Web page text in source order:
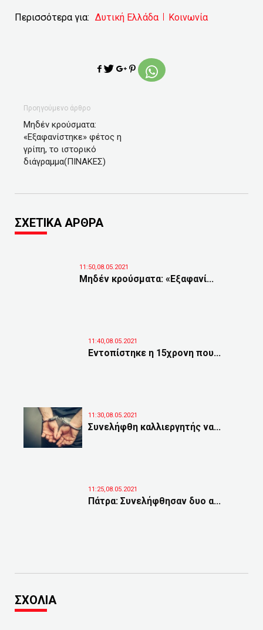
Περισσότερα για: Δυτική Ελλάδα Κοινωνία
Προηγούμενο άρθρο
Μηδέν κρούσματα:
«Εξαφανίστηκε» φέτος η
γρίπη, το ιστορικό
διάγραμμα(ΠΙΝΑΚΕΣ)
ΣΧΕΤΙΚΑ ΑΡΘΡΑ
11:50,08.05.2021
Μηδέν κρούσματα: «Εξαφανί...
11:40,08.05.2021
Εντοπίστηκε η 15χρονη που...
11:30,08.05.2021
Συνελήφθη καλλιεργητής να...
11:25,08.05.2021
Πάτρα: Συνελήφθησαν δυο α...
ΣΧΟΛΙΑ